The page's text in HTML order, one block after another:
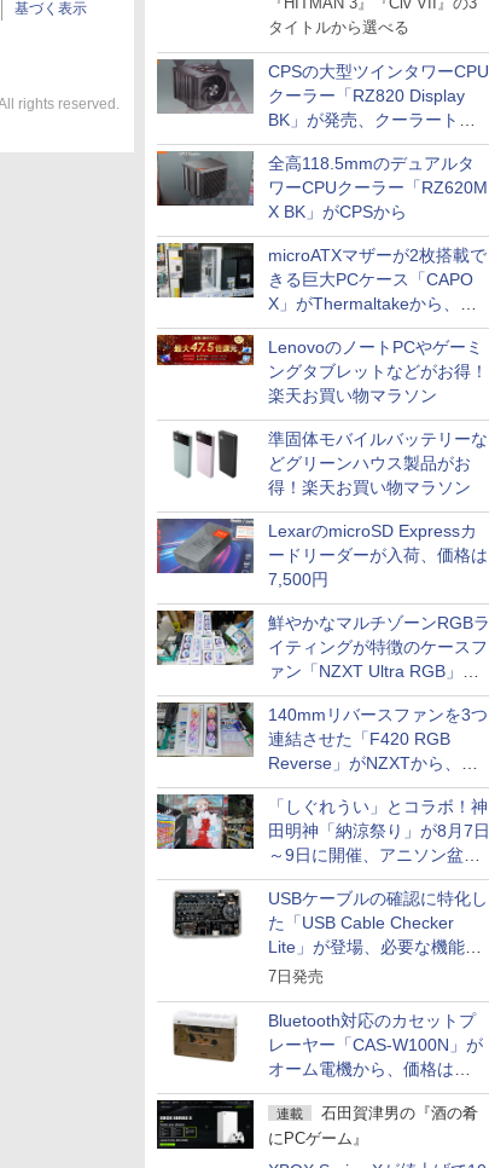
タイトルから選べる
CPSの大型ツインタワーCPU
クーラー「RZ820 Display
BK」が発売、クーラートッ
プに5インチ液晶搭載
全高118.5mmのデュアルタ
ワーCPUクーラー「RZ620M
X BK」がCPSから
microATXマザーが2枚搭載で
きる巨大PCケース「CAPO
X」がThermaltakeから、カ
ラーは2色
LenovoのノートPCやゲーミ
ングタブレットなどがお得！
楽天お買い物マラソン
準固体モバイルバッテリーな
どグリーンハウス製品がお
得！楽天お買い物マラソン
LexarのmicroSD Expressカ
ードリーダーが入荷、価格は
7,500円
鮮やかなマルチゾーンRGBラ
イティングが特徴のケースフ
ァン「NZXT Ultra RGB」が
発売、計8製品
140mmリバースファンを3つ
連結させた「F420 RGB
Reverse」がNZXTから、単
一フレーム採用
「しぐれうい」とコラボ！神
田明神「納涼祭り」が8月7日
～9日に開催、アニソン盆踊
りや屋台グルメなどもあり
USBケーブルの確認に特化し
た「USB Cable Checker
Lite」が登場、必要な機能を
凝縮しコンパクトに
7日発売
Bluetooth対応のカセットプ
レーヤー「CAS-W100N」が
オーム電機から、価格は
5,940円
連載
石田賀津男の『酒の肴
にPCゲーム』
基づく表示
rights reserved.